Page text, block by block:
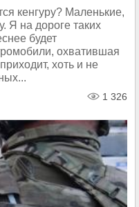
кенгуру? Маленькие,
Я на дороге таких
будет
охватившая
хоть и не
1 326